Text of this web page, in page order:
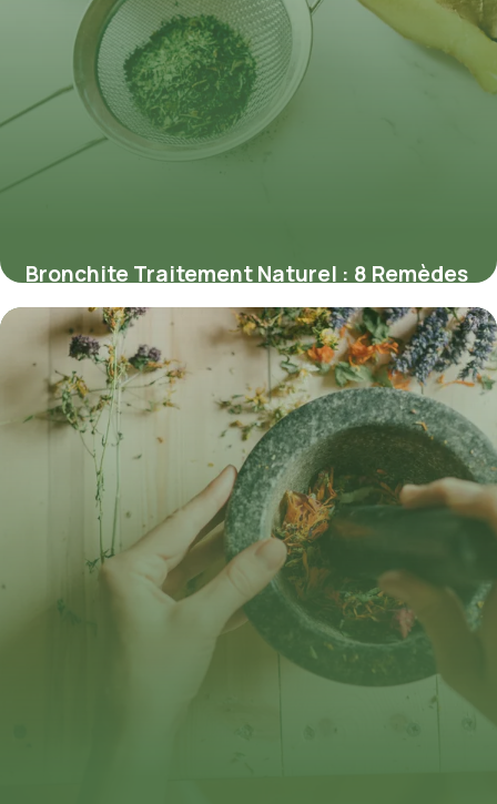
Bronchite Traitement Naturel : 8 Remèdes
Efficaces
11 juin 2026